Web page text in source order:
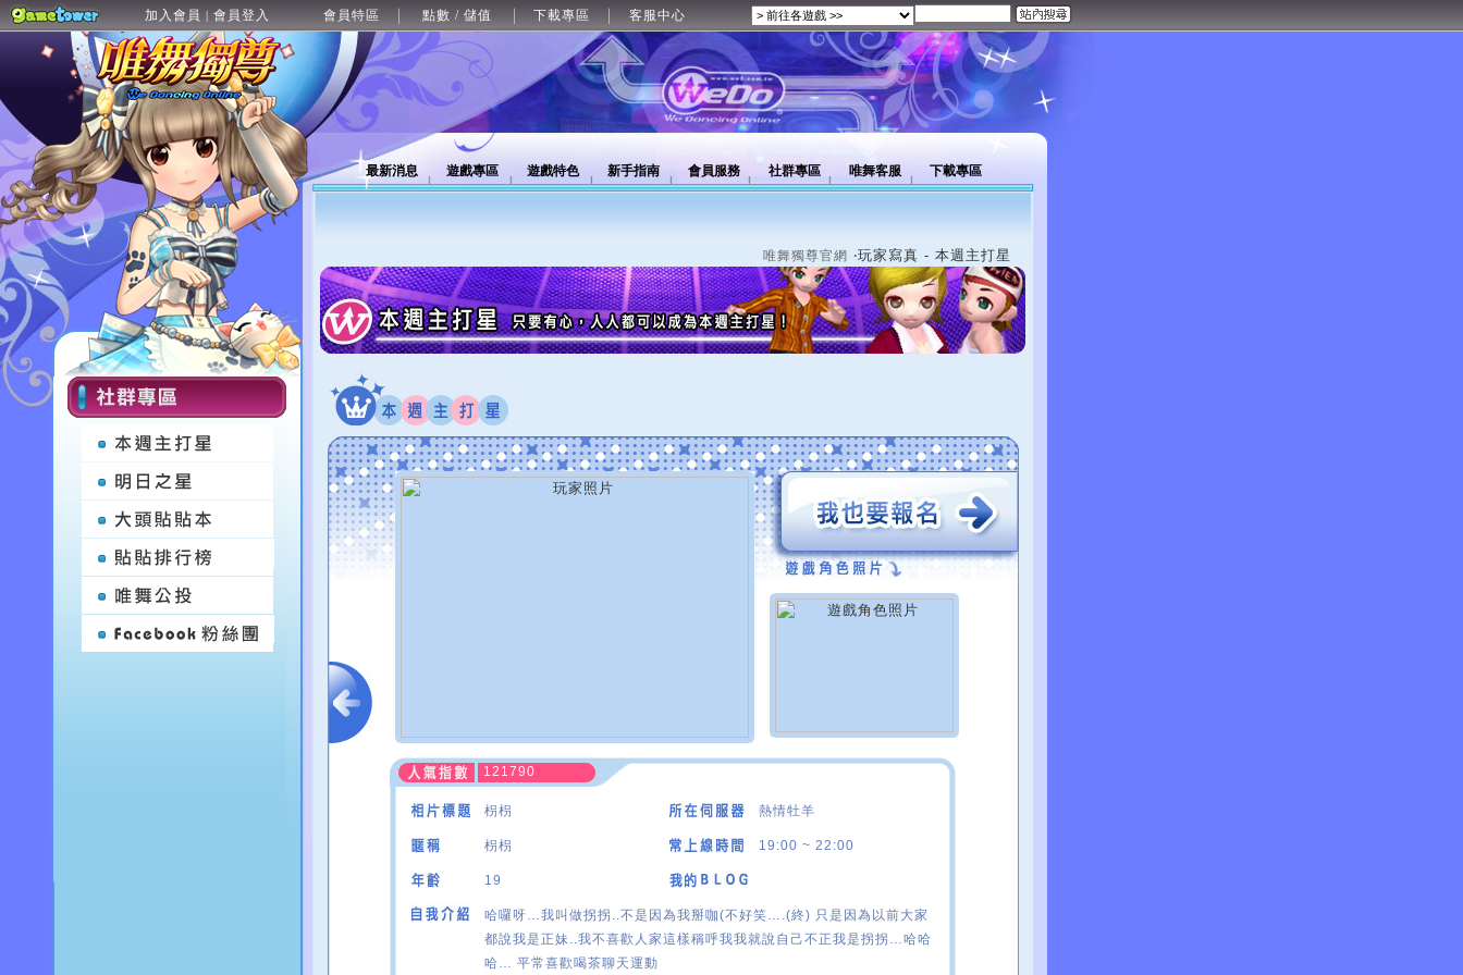
加入會員 | 會員登入 會員特區 點數 / 儲值 下載專區 客服中心
最新消息 遊戲專區 遊戲特色 新手指南 會員服務 社群專區 唯舞客服 下載專區
唯舞獨尊官網 ‧玩家寫真 - 本週主打星
121790
枴枴 熱情牡羊
枴枴 19:00 ~ 22:00
19
哈囉呀…我叫做拐拐..不是因為我掰咖(不好笑….(終) 只是因為以前大家
都說我是正妹..我不喜歡人家這樣稱呼我我就說自己不正我是拐拐…哈哈
哈… 平常喜歡喝茶聊天運動